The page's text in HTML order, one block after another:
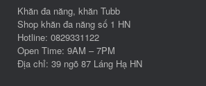
Khăn đa năng, khăn Tubb
Shop khăn đa năng số 1 HN
Hotline: 0829331122
Open Time: 9AM – 7PM
Địa chỉ: 39 ngõ 87 Láng Hạ HN